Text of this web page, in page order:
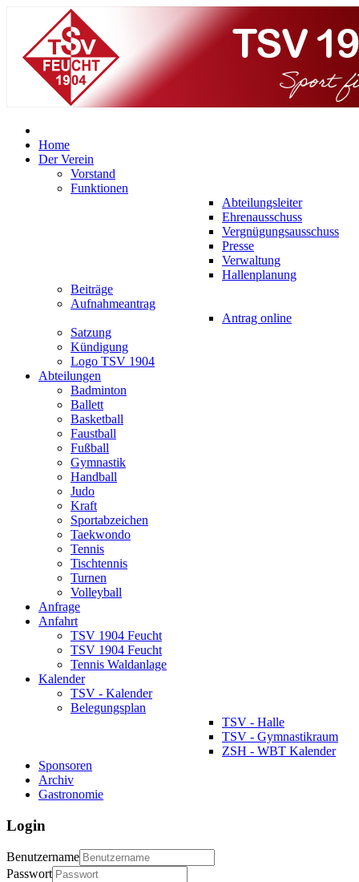
Home
Der Verein
Vorstand
Funktionen
Abteilungsleiter
Ehrenausschuss
Vergnügungsausschuss
Presse
Verwaltung
Hallenplanung
Beiträge
Aufnahmeantrag
Antrag online
Satzung
Kündigung
Logo TSV 1904
Abteilungen
Badminton
Ballett
Basketball
Faustball
Fußball
Gymnastik
Handball
Judo
Kraft
Sportabzeichen
Taekwondo
Tennis
Tischtennis
Turnen
Volleyball
Anfrage
Anfahrt
TSV 1904 Feucht
TSV 1904 Feucht
Tennis Waldanlage
Kalender
TSV - Kalender
Belegungsplan
TSV - Halle
TSV - Gymnastikraum
ZSH - WBT Kalender
Sponsoren
Archiv
Gastronomie
Login
Benutzername
Passwort